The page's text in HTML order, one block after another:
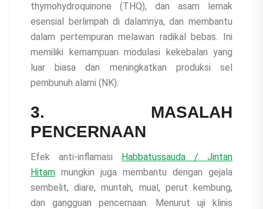
thymohydroquinone (THQ), dan asam lemak
esensial berlimpah di dalamnya, dan membantu
dalam pertempuran melawan radikal bebas. Ini
memiliki kemampuan modulasi kekebalan yang
luar biasa dan meningkatkan produksi sel
pembunuh alami (NK).
3. MASALAH
PENCERNAAN
Efek anti-inflamasi Habbatussauda / Jintan
Hitam mungkin juga membantu dengan gejala
sembelit, diare, muntah, mual, perut kembung,
dan gangguan pencernaan. Menurut uji klinis